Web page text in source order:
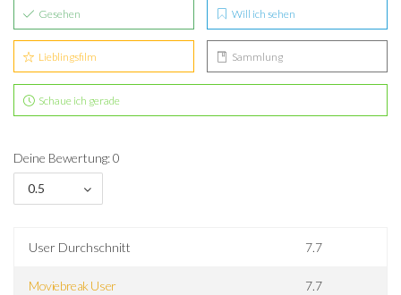
Gesehen Will ich sehen
Lieblingsfilm Sammlung
Schaue ich gerade
Deine Bewertung: 0
0.5
User Durchschnitt 7.7
Moviebreak User 7.7